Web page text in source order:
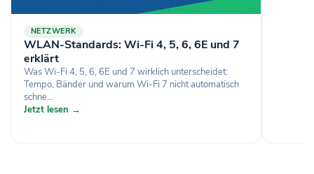
NETZWERK
WLAN-Standards: Wi-Fi 4, 5, 6, 6E und 7
erklärt
Was Wi-Fi 4, 5, 6, 6E und 7 wirklich unterscheidet:
Tempo, Bänder und warum Wi-Fi 7 nicht automatisch
schne...
Jetzt lesen →